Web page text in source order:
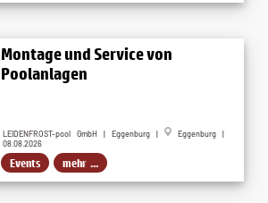
Montage und Service von
Poolanlagen
LEIDENFROST-pool GmbH | Eggenburg |
Eggenburg |
08.08.2026
Events mehr ...